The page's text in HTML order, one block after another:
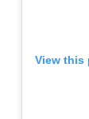
View this